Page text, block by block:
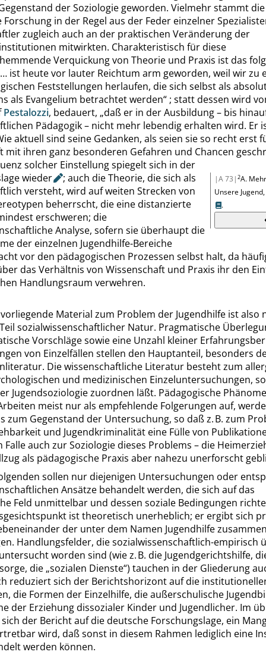
der Soziologie geworden. Vielmehr stammt die
in der Regel aus der Feder einzelner
zugleich auch an der praktischen Veränderung der
mitwirkten. Charakteristisch für diese
Verquickung von Theorie und Praxis ist das
ist heute vor lauter Reichtum arm geworden, weil wir zu
Feststellungen herlaufen, die sich selbst als
als Evangelium betrachtet werden“ ; statt dessen wird
Pestalozzi, bedauert, „daß er in der Ausbildung – bis
Pädagogik – nicht mehr lebendig erhalten wird. Er
aktuell sind seine Gedanken, als seien sie so recht erst
mit ihren ganz besonderen Gefahren und Chancen
|A 73| 2A.
Unsere
.
solcher Einstellung spiegelt sich in der
wieder
; auch die Theorie, die sich als
versteht, wird auf weiten Strecken von
beherrscht, die eine distanzierte
erschweren; die
Analyse, sofern sie überhaupt die
der einzelnen Jugendhilfe-Bereiche
vor den pädagogischen Prozessen selbst halt, da
das Verhältnis von Wissenschaft und Praxis ihr den
Handlungsraum verwehren.
Material zum Problem der Jugendhilfe ist also
sozialwissenschaftlicher Natur. Pragmatische
Vorschläge sowie eine Unzahl kleiner
von Einzelfällen stellen den Hauptanteil, besonders
Die wissenschaftliche Literatur besteht zum
und medizinischen Einzeluntersuchungen,
Jugendsoziologie zuordnen läßt. Pädagogische
meist nur als empfehlende Folgerungen auf,
zum Gegenstand der Untersuchung, so daß z. B. zum
und Jugendkriminalität eine Fülle von
Falle auch zur Soziologie dieses Problems – die
als pädagogische Praxis aber nahezu unerforscht
sollen nur diejenigen Untersuchungen oder
Ansätze behandelt werden, die sich auf das
Feld unmittelbar und dessen soziale Bedingungen
ist theoretisch unerheblich; er ergibt sich
der unter dem Namen Jugendhilfe
Handlungsfelder, die sozialwissenschaftlich-empirisch
worden sind (wie z. B. die Jugendgerichtshilfe,
die „sozialen Dienste“) tauchen in der Gliederung
reduziert sich der Berichtshorizont auf die
die Formen der Einzelhilfe, die außerschulische
der Erziehung dissozialer Kinder und Jugendlicher. Im
der Bericht auf die deutsche Forschungslage, ein
wird, daß sonst in diesem Rahmen lediglich eine
werden können.